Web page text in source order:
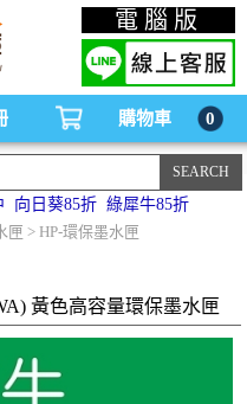
碳粉匣,連續供墨印表機-office24列印
機版
電腦版
購物車 0
向日葵85折 綠犀牛85折
匣 > HP-環保墨水匣
黃色高容量環保墨水匣